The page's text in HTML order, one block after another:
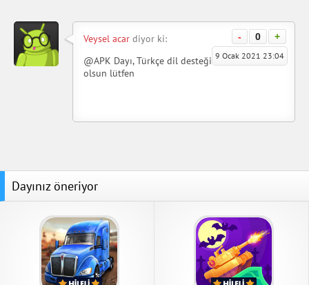
- 0 +
Veysel acar diyor ki:
9 Ocak 2021 23:04
@APK Dayı, Türkçe dil desteği
olsun lütfen
Dayınız öneriyor